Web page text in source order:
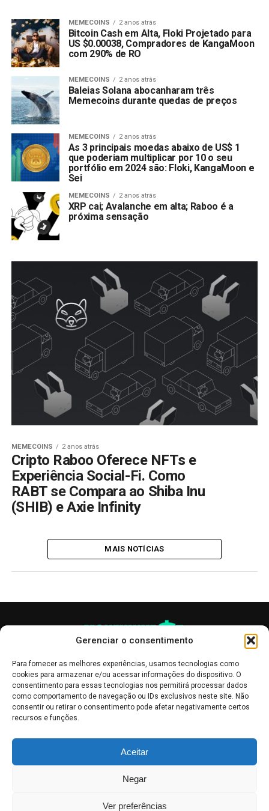
Gerenciar o consentimento
Para fornecer as melhores experiências, usamos tecnologias como
cookies para armazenar e/ou acessar informações do dispositivo. O
consentimento para essas tecnologias nos permitirá processar dados
como comportamento de navegação ou IDs exclusivos neste site. Não
consentir ou retirar o consentimento pode afetar negativamente certos
recursos e funções.
Aceitar
Negar
Ver preferências
MEMECOINS 2 anos atrás
Bitcoin Cash em Alta, Floki Projetado para
US $0.00038, Compradores de KangaMoon
com 290% de RO
MEMECOINS 2 anos atrás
Baleias Solana abocanharam três
Memecoins durante quedas de preços
MEMECOINS 2 anos atrás
As 3 principais moedas abaixo de US$ 1
que poderiam multiplicar por 10 o seu
portfólio em 2024 são: Floki, KangaMoon e
Sei
MEMECOINS 2 anos atrás
XRP cai; Avalanche em alta; Raboo é a
próxima sensação
MEMECOINS 2 anos atrás
Cripto Raboo Oferece NFTs e
Experiência Social-Fi. Como
RABT se Compara ao Shiba Inu
(SHIB) e Axie Infinity
MAIS NOTÍCIAS
informativo, servindo como boletins de divulgação, e não devem ser
interpretadas como recomendações de investimento.Leia mais
Bolsa de Valores